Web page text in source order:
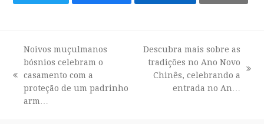
previous
post:
Noivos muçulmanos
bósnios celebram o
casamento com a
proteção de um padrinho
arm…
next
Descubra mais sobre as
tradições no Ano Novo
Chinês, celebrando a
entrada no An…